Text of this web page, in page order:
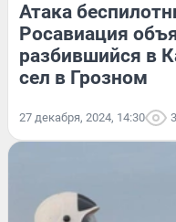
Атака
Росавиация
разбившийся в
сел в Грозном
27 декабря, 2024, 14:30